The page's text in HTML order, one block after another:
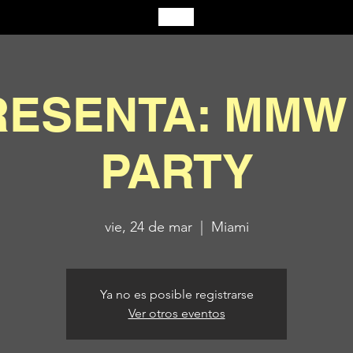
PARTY
vie, 24 de mar
  |
Miami
Ya no es posible registrarse
Ver otros eventos